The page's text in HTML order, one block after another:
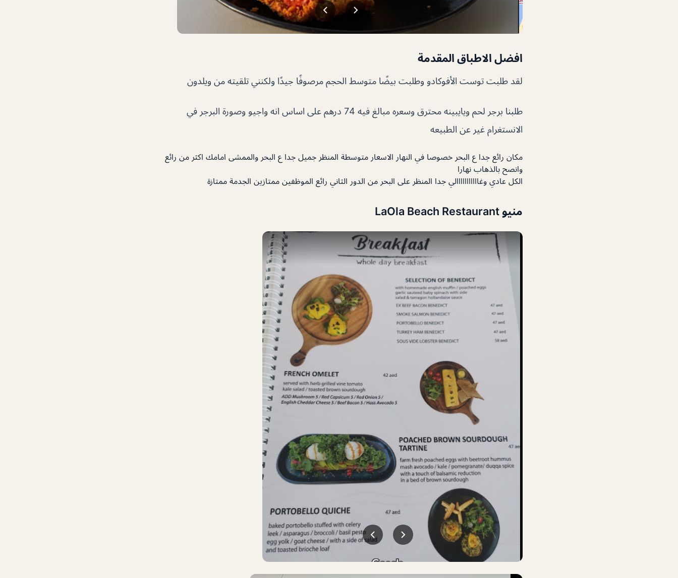
افضل الاطباق المقدمة
لقد طلبت توست الأفوكادو وطلبت بيضًا متوسط ​​الحجم مرصوفًا جيدًا ولكنني تلقيته من ويلدون
طلبنا برجر لحم ويايبينه محترق وسعره مبالغ فيه 74 درهم على اساس انه واجيو وصورة البرجر في
الانستغرام غير عن الطبيعه
مكان رائع جدا ع البحر خصوصا في النهار الاسعار متوسطة المنظر جميل جدا ع البحر والممشى امامك اكثر من رائع
وانصح بالذهاب نهارا
الكل عادي وغااااااااااالي جدا المنظر على البحر من الدور الثاني رائع الموظفين ممتازين الجدمة ممتازة
منيو LaOla Beach Restaurant